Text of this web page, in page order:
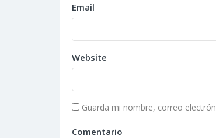
Email
Website
Guarda mi nombre, correo
Comentario